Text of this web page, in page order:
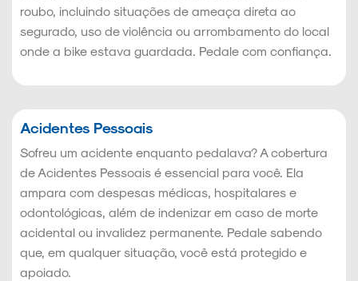
roubo, incluindo situações de ameaça direta ao
segurado, uso de violência ou arrombamento do local
onde a bike estava guardada. Pedale com confiança.
Acidentes Pessoais
Sofreu um acidente enquanto pedalava? A cobertura
de Acidentes Pessoais é essencial para você. Ela
ampara com despesas médicas, hospitalares e
odontológicas, além de indenizar em caso de morte
acidental ou invalidez permanente. Pedale sabendo
que, em qualquer situação, você está protegido e
apoiado.